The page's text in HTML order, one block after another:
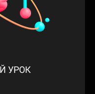
УРОК